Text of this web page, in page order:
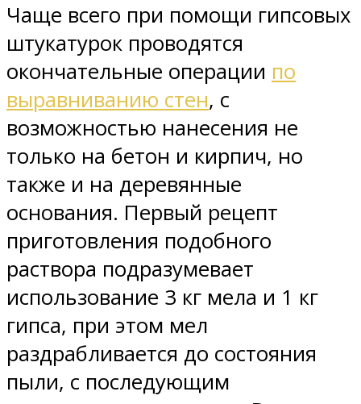
Чаще всего при помощи гипсовых
штукатурок проводятся
окончательные операции по
выравниванию стен, с
возможностью нанесения не
только на бетон и кирпич, но
также и на деревянные
основания. Первый рецепт
приготовления подобного
раствора подразумевает
использование 3 кг мела и 1 кг
гипса, при этом мел
раздрабливается до состояния
пыли, с последующим